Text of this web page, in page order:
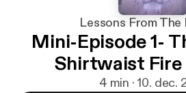
Lessons From The
Mini-Episode 1-
Shirtwaist
4 min · 10. dec.